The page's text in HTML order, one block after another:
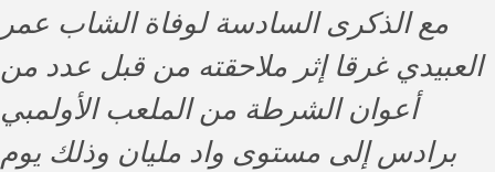
مع الذكرى السادسة لوفاة الشاب عمر
العبيدي غرقا إثر ملاحقته من قبل عدد من
أعوان الشرطة من الملعب الأولمبي
برادس إلى مستوى واد مليان وذلك يوم